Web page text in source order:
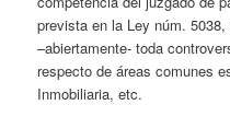
prevista en la Ley núm.
–abiertamente- toda
respecto de áreas comunes
Inmobiliaria, etc.